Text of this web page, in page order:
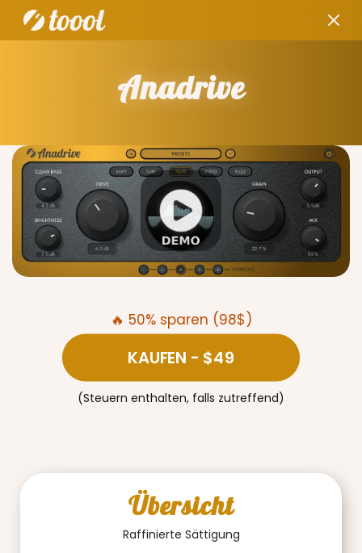
Anadrive
🔥 50% sparen (98$)
KAUFEN - $49
(Steuern enthalten, falls zutreffend)
Übersicht
Raffinierte Sättigung